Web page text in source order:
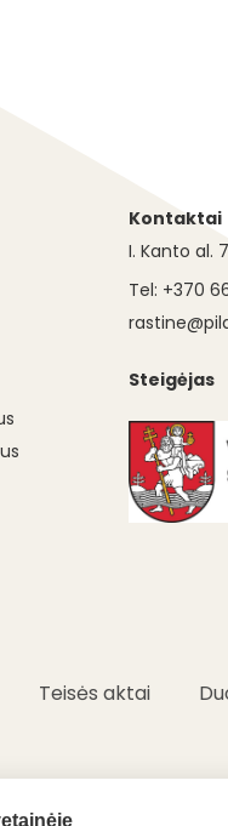
Kontaktai
I. Kanto al.
Tel: +370
Steigėjas
Teisės aktai